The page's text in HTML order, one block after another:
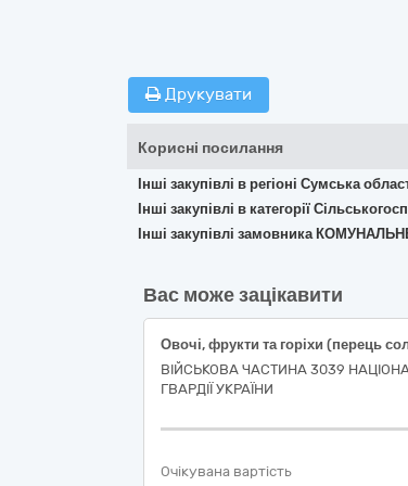
Друкувати
Корисні посилання
Інші закупівлі в регіоні Сумська
Інші закупівлі в категорії
Інші закупівлі замовника
Вас може зацікавити
ВІЙСЬКОВА ЧАСТИНА 3039
ГВАРДІЇ УКРАЇНИ
Очікувана вартість